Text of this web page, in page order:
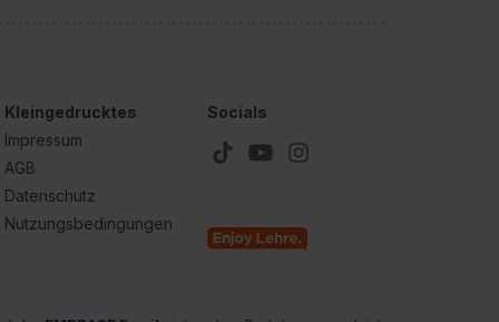
Kleingedrucktes
Impressum
AGB
Datenschutz
Nutzungsbedingungen
Socials